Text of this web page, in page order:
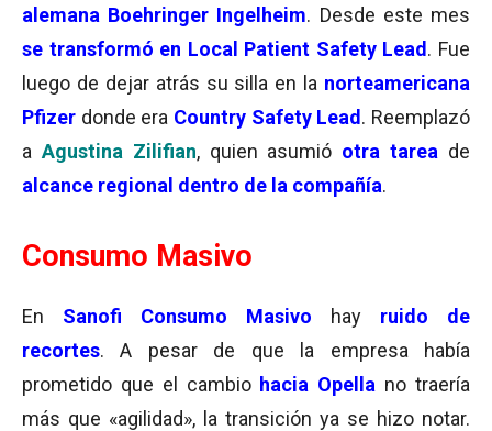
alemana Boehringer Ingelheim. Desde este mes
se transformó en Local Patient Safety Lead . Fue
luego de dejar atrás su silla en la norteamericana
Pfizer donde era Country Safety Lead . Reemplazó
a Agustina Zilifian, quien asumió otra tarea de
alcance regional dentro de la compañía.
Consumo Masivo
En Sanofi Consumo Masivo hay ruido de
recortes. A pesar de que la empresa había
prometido que el cambio hacia Opella no traería
más que «agilidad», la transición ya se hizo notar.